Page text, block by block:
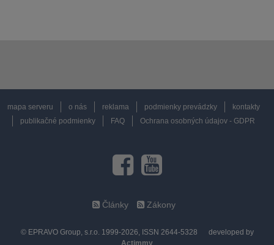
mapa serveru o nás reklama podmienky prevádzky
kontakty
publikačné podmienky
FAQ Ochrana osobných údajov - GDPR
Články Zákony
© EPRAVO Group, s.r.o. 1999-2026, ISSN 2644-5328
developed by
Actimmy